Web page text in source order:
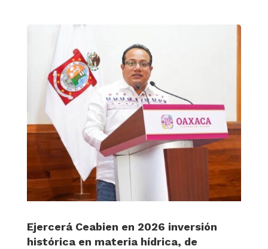
Ejercerá Ceabien en 2026 inversión
histórica en materia hídrica, de